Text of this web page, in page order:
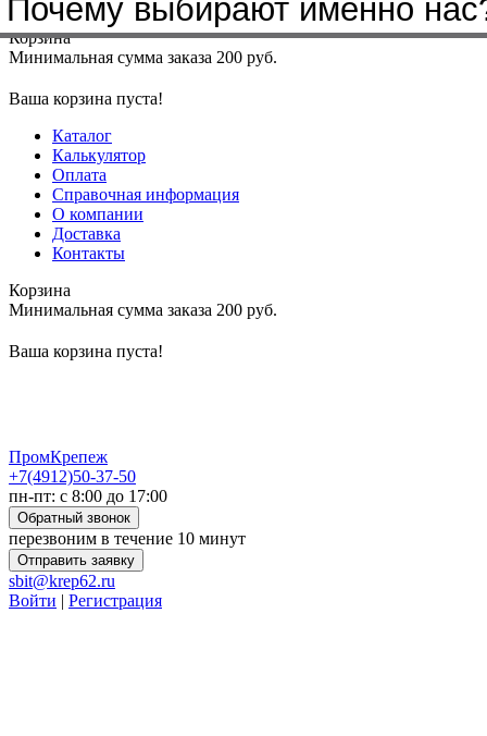
Меню+7(4912)50-37-50sbit@krep62.ru
Корзина
Минимальная сумма заказа 200 руб.
Ваша корзина пуста!
Каталог
Калькулятор
Оплата
Справочная информация
О компании
Доставка
Контакты
Корзина
Минимальная сумма заказа 200 руб.
Ваша корзина пуста!
ПромКрепеж
+7(4912)50-37-50
пн-пт: с 8:00 до 17:00
Обратный звонок
перезвоним в течение 10 минут
Отправить заявку
sbit@krep62.ru
Войти | Регистрация
Почему выбирают именно